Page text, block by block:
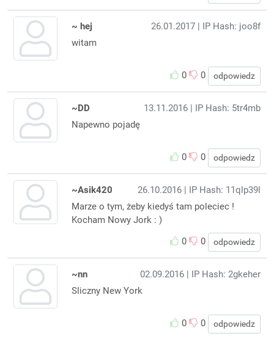
26.01.2017 | IP Hash: joo8f
~ hej
witam
0 0 odpowiedz
13.11.2016 | IP Hash: 5tr4mb
~DD
Napewno pojadę
0 0 odpowiedz
26.10.2016 | IP Hash: 11qlp39l
~Asik420
Marze o tym, żeby kiedyś tam poleciec !
Kocham Nowy Jork : )
0
0 odpowiedz
02.09.2016 | IP Hash: 2gkeher
~nn
Sliczny New York
0 0 odpowiedz